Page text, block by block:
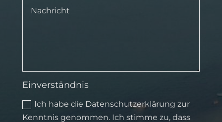
Einverständnis
Ich habe die Datenschutzerklärung zur
Kenntnis genommen. Ich stimme zu, dass